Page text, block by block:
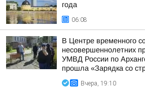
года
06:08
В Центре временного
несовершеннолетних
УМВД России по
прошла «Зарядка со
Вчера, 19:10